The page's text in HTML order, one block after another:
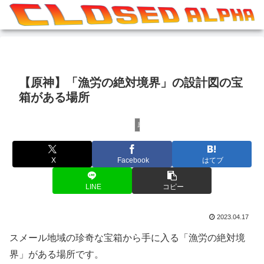
【原神】「漁労の絶対境界」の設計図の宝
箱がある場所
原神
X Facebook はてブ
LINE コピー
2023.04.17
スメール地域の珍奇な宝箱から手に入る「漁労の絶対境
界」がある場所です。